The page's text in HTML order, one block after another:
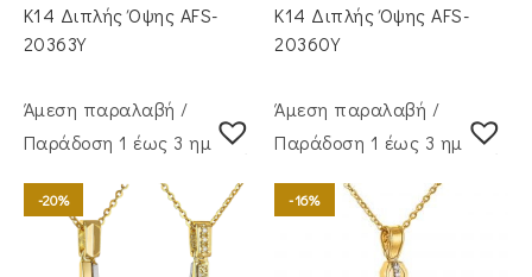
Κ14 Διπλής Όψης AFS-
20363Y
Κ14 Διπλής Όψης AFS-
20360Y
Άμεση παραλαβή /
Παράδoση 1 έως 3 ημέρες
-20%
Άμεση παραλαβή /
Παράδoση 1 έως 3 ημέρες
-16%